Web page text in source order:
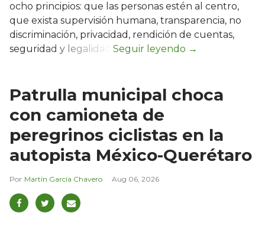
ocho principios: que las personas estén al centro,
que exista supervisión humana, transparencia, no
discriminación, privacidad, rendición de cuentas,
seguridad y legalidad.
Patrulla municipal choca
con camioneta de
peregrinos ciclistas en la
autopista México-Querétaro
Martín García Chavero Aug 06, 2026